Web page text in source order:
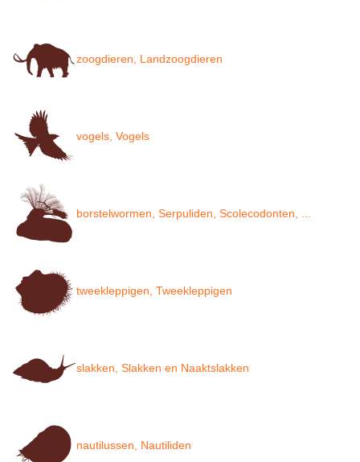
zoogdieren, Landzoogdieren
vogels, Vogels
borstelwormen, Serpuliden, Scolecodonten, ...
tweekleppigen, Tweekleppigen
slakken, Slakken en Naaktslakken
nautilussen, Nautiliden